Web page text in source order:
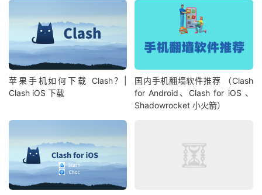
苹果手机如何下载 Clash？|
Clash iOS 下载
国内手机翻墙软件推荐 （Clash
for Android、Clash for iOS 、
Shadowrocket 小火箭）